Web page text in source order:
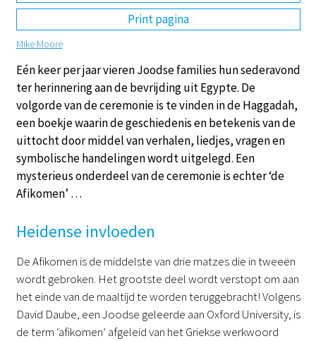
Print pagina
Mike Moore
Eén keer per jaar vieren Joodse families hun sederavond
ter herinnering aan de bevrijding uit Egypte. De
volgorde van de ceremonie is te vinden in de Haggadah,
een boekje waarin de geschiedenis en betekenis van de
uittocht door middel van verhalen, liedjes, vragen en
symbolische handelingen wordt uitgelegd. Een
mysterieus onderdeel van de ceremonie is echter ‘de
Afikomen’ …
Heidense invloeden
De Afikomen is de middelste van drie matzes die in tweeën
wordt gebroken. Het grootste deel wordt verstopt om aan
het einde van de maaltijd te worden teruggebracht! Volgens
David Daube, een Joodse geleerde aan Oxford University, is
de term ‘afikomen’ afgeleid van het Griekse werkwoord